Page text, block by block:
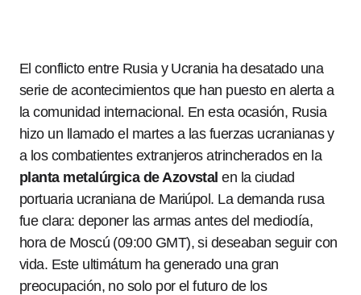
El conflicto entre Rusia y Ucrania ha desatado una
serie de acontecimientos que han puesto en alerta a
la comunidad internacional. En esta ocasión, Rusia
hizo un llamado el martes a las fuerzas ucranianas y
a los combatientes extranjeros atrincherados en la
planta metalúrgica de Azovstal en la ciudad
portuaria ucraniana de Mariúpol. La demanda rusa
fue clara: deponer las armas antes del mediodía,
hora de Moscú (09:00 GMT), si deseaban seguir con
vida. Este ultimátum ha generado una gran
preocupación, no solo por el futuro de los